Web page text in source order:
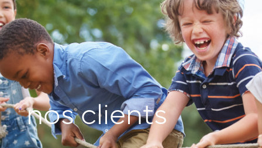
nos clients